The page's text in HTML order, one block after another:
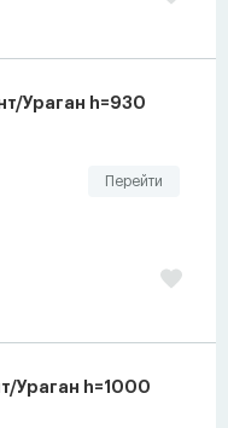
Ураган h=930
Перейти
Ураган h=1000